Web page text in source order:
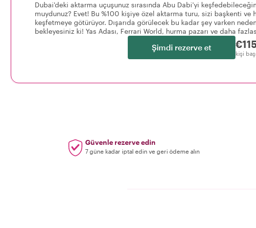
Dubai'deki aktarma uçuşunuz sırasında Abu Dabi'yi
muydunuz? Evet! Bu %100 kişiye özel aktarma turu, sizi başkenti ve
keşfetmeye götürüyor. Dışarıda görülecek bu kadar şey varken
bekleyesiniz ki! Yas Adası, Ferrari World, hurma pazarı ve daha
Şimdi rezerve et
kişi başı
Güvenle rezerve edin
7 güne kadar iptal edin ve geri ödeme alın